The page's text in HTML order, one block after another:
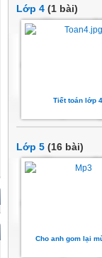
Lớp 4 (1 bài)
Tiết toán lớp 4
Lớp 5 (16 bài)
Cho anh gom lại